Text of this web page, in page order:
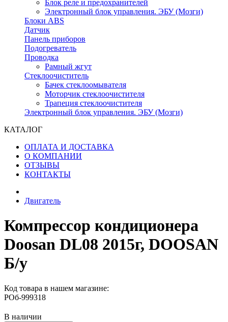
Блок реле и предохранителей
Электронный блок управления. ЭБУ (Мозги)
Блоки ABS
Датчик
Панель приборов
Подогреватель
Проводка
Рамный жгут
Стеклоочиститель
Бачек стеклоомывателя
Моторчик стеклоочистителя
Трапеция стеклоочистителя
Электронный блок управления. ЭБУ (Мозги)
КАТАЛОГ
ОПЛАТА И ДОСТАВКА
О КОМПАНИИ
ОТЗЫВЫ
КОНТАКТЫ
Двигатель
Компрессор кондиционера
Doosan DL08 2015г, DOOSAN
Б/у
Код товара в нашем магазине:
РОб-999318
В наличии